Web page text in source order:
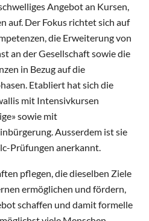
Angebot an Kursen,
auf. Der Fokus richtet sich auf
die Erweiterung von
an der Gesellschaft sowie die
in Bezug auf die
Etabliert hat sich die
mit Intensivkursen
sowie mit
Ausserdem ist sie
Prüfungen anerkannt.
pflegen, die dieselben Ziele
ermöglichen und fördern,
schaffen und damit formelle